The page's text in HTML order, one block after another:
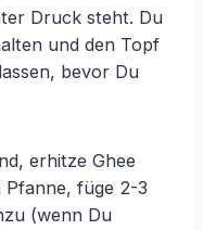
Druck steht. Du
und den Topf
bevor Du
erhitze Ghee
Pfanne, füge 2-3
(wenn Du